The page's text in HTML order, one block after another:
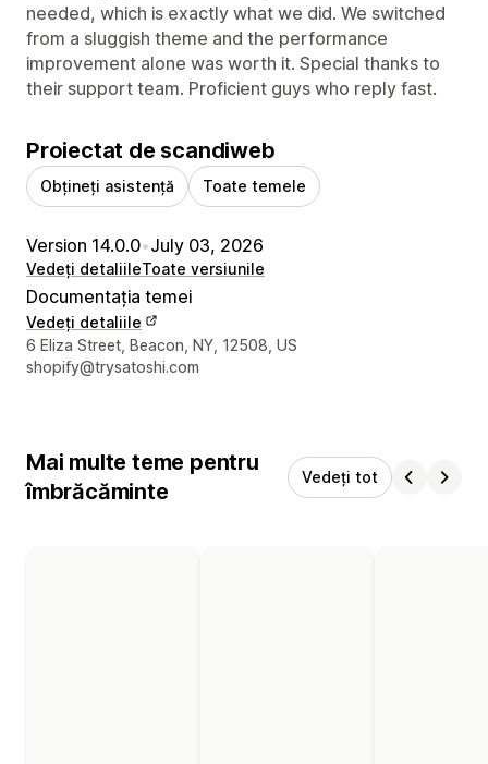
needed, which is exactly what we did. We switched
from a sluggish theme and the performance
improvement alone was worth it. Special thanks to
their support team. Proficient guys who reply fast.
Proiectat de scandiweb
Obțineți asistență Toate temele
Version 14.0.0•July 03, 2026
Vedeți detaliileToate versiunile
Documentația temei
Vedeți detaliile
Detaliile de contact ale designerului
6 Eliza Street, Beacon, NY, 12508, US
shopify@trysatoshi.com
Mai multe teme pentru
îmbrăcăminte
Vedeți tot